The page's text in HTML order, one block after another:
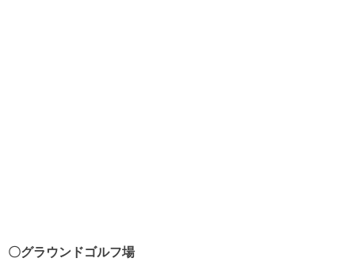
〇グラウンドゴルフ場